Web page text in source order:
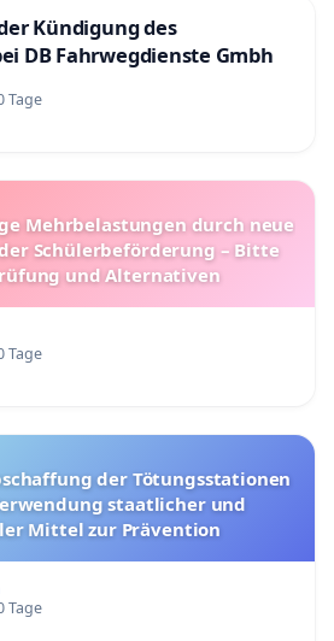
Kündigung des
DB Fahrwegdienste Gmbh
Tage
Mehrbelastungen durch neue
Schülerbeförderung – Bitte
und Alternativen
Tage
staatlicher und
Mittel zur Prävention
Tage